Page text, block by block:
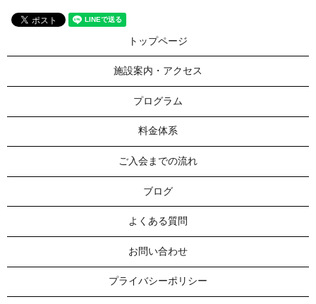
トップページ
施設案内・アクセス
プログラム
料金体系
ご入会までの流れ
ブログ
よくある質問
お問い合わせ
プライバシーポリシー